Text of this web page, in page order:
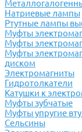
Натриевые лампы
Ртутные лампы
Муфты
Муфты
Муфты
диском
Электромагниты
Гидротолкатели
Катушки к
Муфты зубчатые
Муфты упругие
Сельсины